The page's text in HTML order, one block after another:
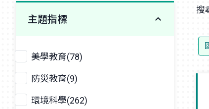
主題指標
美學教育(78)
防災教育(9)
環境科學(262)
搜